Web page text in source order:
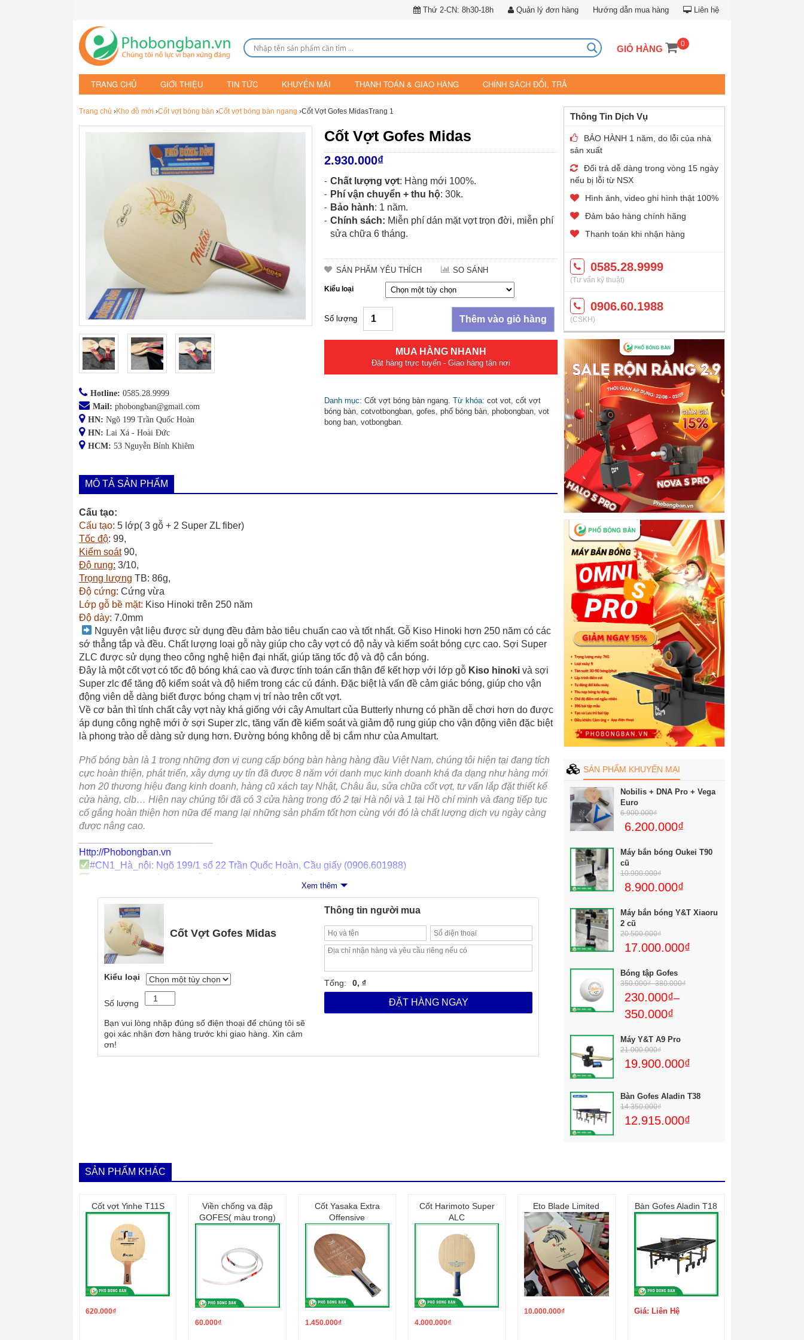
Thứ 2-CN: 8h30-18h Quản lý đơn hàng Hướng dẫn mua hàng Liên hệ
GIỎ HÀNG 0
TRANG CHỦ GIỚI THIỆU TIN TỨC KHUYẾN MÃI THANH TOÁN & GIAO HÀNG CHÍNH SÁCH ĐỔI, TRẢ
Trang chủ ›Kho đồ mới ›Cốt vợt bóng bàn ›Cốt vợt bóng bàn ngang ›Cốt Vợt Gofes MidasTrang 1
Hotline: 0585.28.9999
Mail: phobongban@gmail.com
HN: Ngõ 199 Trần Quốc Hoàn
HN: Lai Xá - Hoài Đức
HCM: 53 Nguyễn Bỉnh Khiêm
Cốt Vợt Gofes Midas
2.930.000₫
Chất lượng vợt: Hàng mới 100%.
Phí vận chuyển + thu hộ: 30k.
Bảo hành: 1 năm.
Chính sách: Miễn phí dán mặt vợt trọn đời, miễn phí
sửa chữa 6 tháng.
SẢN PHẨM YÊU THÍCH SO SÁNH
Kiểu loại
Số lượng Thêm vào giỏ hàng
MUA HÀNG NHANH
Đặt hàng trực tuyến - Giao hàng tận nơi
Danh mục: Cốt vợt bóng bàn ngang Từ khóa: cot vot cốt vợt
bóng bàn cotvotbongban gofes phố bóng bàn phobongban vot
bong ban votbongban
MÔ TẢ SẢN PHẨM
Cấu tạo:
Cấu tạo: 5 lớp( 3 gỗ + 2 Super ZL fiber)
Tốc độ: 99,
Kiểm soát90,
Độ rung: 3/10,
Trọng lượng TB: 86g,
Độ cứng: Cứng vừa
Lớp gỗ bề mặt: Kiso Hinoki trên 250 năm
Độ dày: 7.0mm
Nguyên vật liệu được sử dụng đều đảm bảo tiêu chuẩn cao và tốt nhất. Gỗ Kiso Hinoki hơn 250 năm có các
sớ thẳng tắp và đều. Chất lượng loại gỗ này giúp cho cây vợt có độ nảy và kiểm soát bóng cực cao. Sợi Super
ZLC được sử dụng theo công nghệ hiện đại nhất, giúp tăng tốc độ và độ cắn bóng.
Đây là một cốt vợt có tốc độ bóng khá cao và được tính toán cẩn thận để kết hợp với lớp gỗ Kiso hinoki và sợi
Super zlc để tăng độ kiểm soát và độ hiểm trong các cú đánh. Đặc biệt là vấn đề cảm giác bóng, giúp cho vận
động viên dễ dàng biết được bóng chạm vị trí nào trên cốt vợt.
Về cơ bản thì tính chất cây vợt này khá giống với cây Amultart của Butterly nhưng có phần dễ chơi hơn do được
áp dụng công nghệ mới ở sợi Super zlc, tăng vấn đề kiểm soát và giảm độ rung giúp cho vận động viên đặc biệt
là phong trào dễ dàng sử dụng hơn. Đường bóng không dễ bị cắm như của Amultart.
Phố bóng bàn là 1 trong những đơn vị cung cấp bóng bàn hàng hàng đầu Việt Nam, chúng tôi hiện tại đang tích
cực hoàn thiện, phát triển, xây dựng uy tín đã được 8 năm với danh mục kinh doanh khá đa dạng như hàng mới
hơn 20 thương hiệu đang kinh doanh, hàng cũ xách tay Nhật, Châu âu, sửa chữa cốt vợt, tư vấn lắp đặt thiết kế
cửa hàng, clb… Hiện nay chúng tôi đã có 3 cửa hàng trong đó 2 tại Hà nội và 1 tại Hồ chí minh và đang tiếp tục
cố gắng hoàn thiện hơn nữa để mang lại những sản phẩm tốt hơn cùng với đó là chất lượng dịch vụ ngày càng
được nâng cao.
Http://Phobongban.vn
#CN1_Hà_nội: Ngõ 199/1 số 22 Trần Quốc Hoàn, Cầu giấy (0906.601988)
Xem thêm
Cốt Vợt Gofes Midas
Kiểu loại
Số lượng
Bạn vui lòng nhập đúng số điện thoại để chúng tôi sẽ
gọi xác nhận đơn hàng trước khi giao hàng. Xin cảm
ơn!
Thông tin người mua
Tổng: 0, ₫
ĐẶT HÀNG NGAY
Thông Tin Dịch Vụ
BẢO HÀNH 1 năm, do lỗi của nhà
sản xuất
Đổi trả dễ dàng trong vòng 15 ngày
nếu bị lỗi từ NSX
Hình ảnh, video ghi hình thật 100%
Đảm bảo hàng chính hãng
Thanh toán khi nhận hàng
0585.28.9999
(Tư vấn kỹ thuật)
0906.60.1988
(CSKH)
SẢN PHẨM KHUYẾN MẠI
Nobilis + DNA Pro + Vega
Euro
6.900.000₫
6.200.000₫
Máy bắn bóng Oukei T90
cũ
10.900.000₫
8.900.000₫
Máy bắn bóng Y&T Xiaoru
2 cũ
20.500.000₫
17.000.000₫
Bóng tập Gofes
350.000₫–380.000₫
230.000₫–
350.000₫
Máy Y&T A9 Pro
21.000.000₫
19.900.000₫
Bàn Gofes Aladin T38
14.350.000₫
12.915.000₫
SẢN PHẨM KHÁC
Cốt vợt Yinhe T11S
620.000₫
Viền chống va đập
GOFES( màu trong)
60.000₫
Cốt Yasaka Extra
Offensive
1.450.000₫
Cốt Harimoto Super
ALC
4.000.000₫
Eto Blade Limited
10.000.000₫
Bàn Gofes Aladin T18
Giá: Liên Hệ